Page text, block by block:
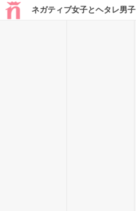
ネガティブ女子とヘタレ男子